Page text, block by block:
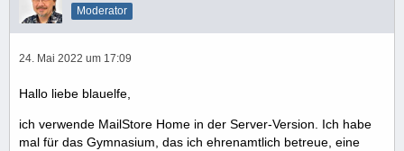
Moderator
24. Mai 2022 um 17:09
Hallo liebe blauelfe,
ich verwende MailStore Home in der Server-Version. Ich habe
mal für das Gymnasium, das ich ehrenamtlich betreue, eine